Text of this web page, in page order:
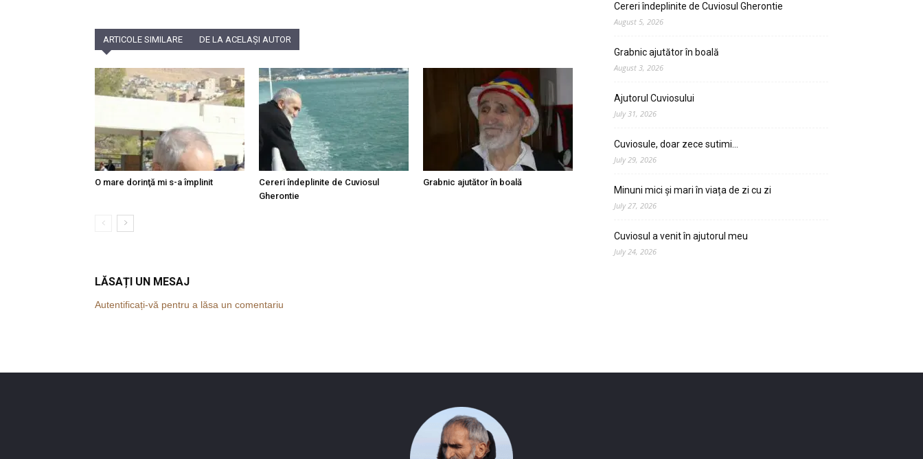
ARTICOLE SIMILARE DE LA ACELAȘI AUTOR
O mare dorinţă mi s-a împlinit
Cereri îndeplinite de Cuviosul
Gherontie
Grabnic ajutător în boală
LĂSAȚI UN MESAJ
Autentificați-vă pentru a lăsa un comentariu
Cereri îndeplinite de Cuviosul Gherontie
August 5, 2026
Grabnic ajutător în boală
August 3, 2026
Ajutorul Cuviosului
July 31, 2026
Cuviosule, doar zece sutimi…
July 29, 2026
Minuni mici și mari în viața de zi cu zi
July 27, 2026
Cuviosul a venit în ajutorul meu
July 24, 2026